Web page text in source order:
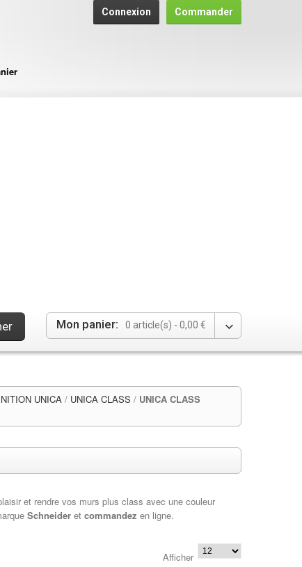
Connexion Commander
Mon panier: 0 article(s) - 0,00 €
UNICA / UNICA CLASS / UNICA CLASS
et rendre vos murs plus class avec une couleur
Schneider et commandez en ligne.
Afficher